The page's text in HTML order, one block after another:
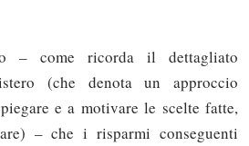
– come ricorda il dettagliato
(che denota un approccio
e a motivare le scelte fatte,
– che i risparmi conseguenti